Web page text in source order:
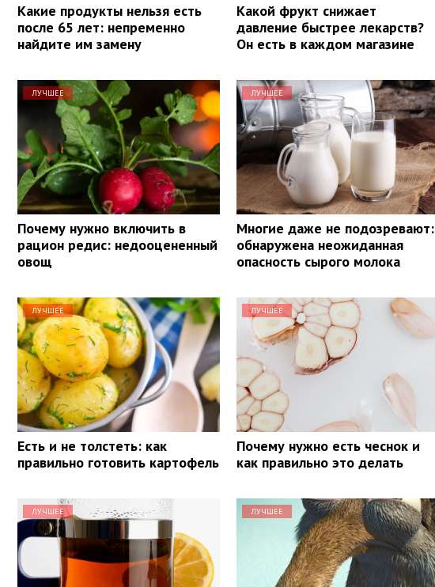
Какие продукты нельзя есть
после 65 лет: непременно
найдите им замену
Какой фрукт снижает
давление быстрее лекарств?
Он есть в каждом магазине
ЛУЧШЕЕ
Почему нужно включить в
рацион редис: недооцененный
овощ
ЛУЧШЕЕ
Многие даже не подозревают:
обнаружена неожиданная
опасность сырого молока
ЛУЧШЕЕ
Есть и не толстеть: как
правильно готовить картофель
ЛУЧШЕЕ
Почему нужно есть чеснок и
как правильно это делать
ЛУЧШЕЕ ЛУЧШЕЕ